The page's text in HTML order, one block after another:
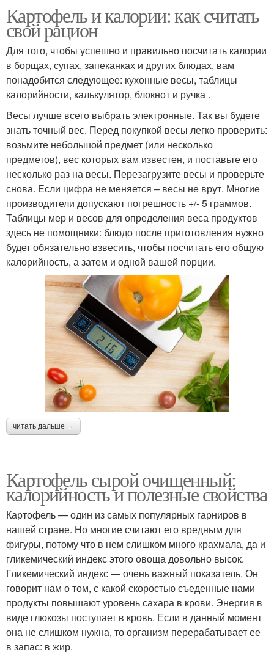
Картофель и калории: как считать
свой рацион
Для того, чтобы успешно и правильно посчитать калории
в борщах, супах, запеканках и других блюдах, вам
понадобится следующее: кухонные весы, таблицы
калорийности, калькулятор, блокнот и ручка .
Весы лучше всего выбрать электронные. Так вы будете
знать точный вес. Перед покупкой весы легко проверить:
возьмите небольшой предмет (или несколько
предметов), вес которых вам известен, и поставьте его
несколько раз на весы. Перезагрузите весы и проверьте
снова. Если цифра не меняется – весы не врут. Многие
производители допускают погрешность +/- 5 граммов.
Таблицы мер и весов для определения веса продуктов
здесь не помощники: блюдо после приготовления нужно
будет обязательно взвесить, чтобы посчитать его общую
калорийность, а затем и одной вашей порции.
читать дальше →
Картофель сырой очищенный:
калорийность и полезные свойства
Картофель — один из самых популярных гарниров в
нашей стране. Но многие считают его вредным для
фигуры, потому что в нем слишком много крахмала, да и
гликемический индекс этого овоща довольно высок.
Гликемический индекс — очень важный показатель. Он
говорит нам о том, с какой скоростью съеденные нами
продукты повышают уровень сахара в крови. Энергия в
виде глюкозы поступает в кровь. Если в данный момент
она не слишком нужна, то организм перерабатывает ее
в запас: в жир.